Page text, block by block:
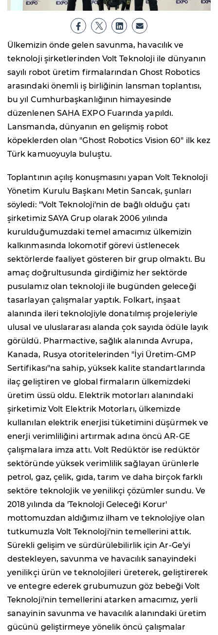
Ülkemizin önde gelen savunma, havacılık ve
teknoloji şirketlerinden Volt Teknoloji ile dünyanın
sayılı robot üretim firmalarından Ghost Robotics
arasındaki önemli iş birliğinin lansman toplantısı,
bu yıl Cumhurbaşkanlığının himayesinde
düzenlenen SAHA EXPO Fuarında yapıldı.
Lansmanda, dünyanın en gelişmiş robot
köpeklerden olan "Ghost Robotics Vision 60" ilk kez
Türk kamuoyuyla buluştu.
Toplantının açılış konuşmasını yapan Volt Teknoloji
Yönetim Kurulu Başkanı Metin Sancak, şunları
söyledi: "Volt Teknoloji'nin de bağlı olduğu çatı
şirketimiz SAYA Grup olarak 2006 yılında
kurulduğumuzdaki temel amacımız ülkemizin
kalkınmasında lokomotif görevi üstlenecek
sektörlerde faaliyet gösteren bir grup olmaktı. Bu
amaç doğrultusunda girdiğimiz her sektörde
pusulamız olan teknoloji ile bugünden geleceği
tasarlayan çalışmalar yaptık. Folkart, inşaat
alanında ileri teknolojiyle donatılmış projeleriyle
ulusal ve uluslararası alanda çok sayıda ödüle layık
görüldü. Pharmactive, sağlık alanında Avrupa,
Kanada, Rusya otoritelerinden "İyi Üretim-GMP
Sertifikası"na sahip, yüksek kalite standartlarında
ilaç geliştiren ve global firmaların ülkemizdeki
üretim üssü oldu. Elektrik motorları alanındaki
şirketimiz Volt Elektrik Motorları, ülkemizde
kullanılan elektrik enerjisi tüketimini düşürmek ve
enerji verimliliğini artırmak adına öncü AR-GE
çalışmalara imza attı. Volt Redüktör ise redüktör
sektöründe yüksek verimlilik sağlayan ürünlerle
petrol, gaz, çelik, gıda, tarım ve daha birçok farklı
sektöre teknolojik ve yenilikçi çözümler sundu. Ve
2018 yılında da 'Teknoloji Geleceği Korur'
mottomuzdan aldığımız ilham ve teknolojiye olan
tutkumuzla Volt Teknoloji'nin temellerini attık.
Sürekli gelişim ve sürdürülebilirlik için Ar-Ge'yi
destekleyen, savunma ve havacılık sanayindeki
yenilikçi ürün ve teknolojileri üreterek, geliştirerek
ve entegre ederek grubumuzun göz bebeği Volt
Teknoloji'nin temellerini atarken amacımız, yerli
sanayinin savunma ve havacılık alanındaki üretim
gücünü geliştirmeye yönelik öncü çalışmalar